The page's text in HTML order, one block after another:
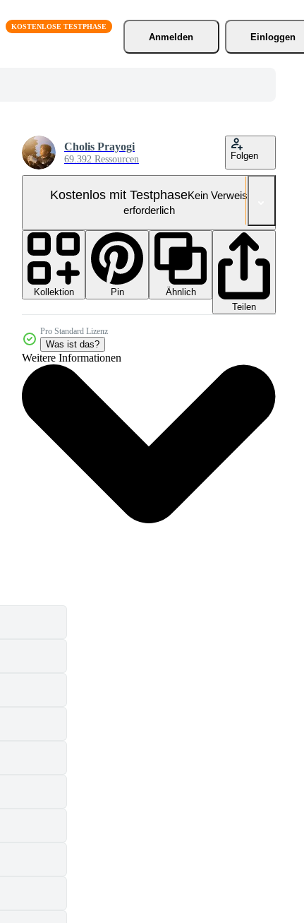
Anmelden
Einloggen
Cholis Prayogi
69.392 Ressourcen Folgen
Kostenlos mit TestphaseKein Verweis
erforderlich
Kollektion Pin
Ähnlich
Teilen
Pro Standard Lizenz
Was ist das?
Weitere Informationen